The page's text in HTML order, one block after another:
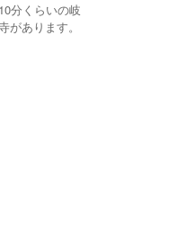
分くらいの岐
あります。